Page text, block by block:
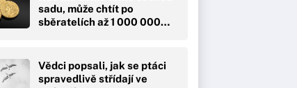
sadu, může chtít po
sběratelích až 1 000 000…
Vědci popsali, jak se ptáci
spravedlivě střídají ve